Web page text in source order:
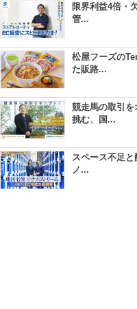
限界利益4倍・
管...
松屋フーズの
た販路...
競走馬の取引
挑む、国...
スペース不足
ノ...